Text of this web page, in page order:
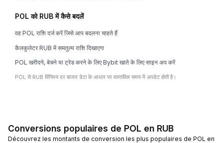
POL को RUB में कैसे बदलें
वह POL राशि दर्ज करें जिसे आप बदलना चाहते हैं
कैलकुलेटर RUB में समतुल्य राशि दिखाएगा
POL खरीदने, बेचने या ट्रेड करने के लिए Bybit खाते के लिए साइन अप करें
POL से RUB विनिमय दर बाजार डेटा के आधार पर वास्तविक समय में अपडेट होती है।
Conversions populaires de POL en RUB
Découvrez les montants de conversion les plus populaires de POL en